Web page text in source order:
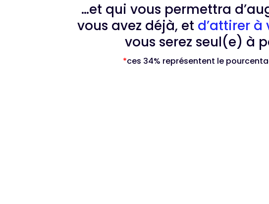
…et qui vous permettra
vous avez déjà, et d’attirer
vous serez seul(e) à
*ces 34% représentent le